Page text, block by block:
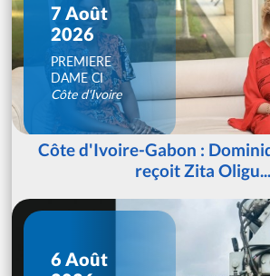
7 Août
2026
PREMIERE
DAME CI
Côte d'Ivoire
Côte d'Ivoire-Gabon :
reçoit Zita Oligu...
6 Août